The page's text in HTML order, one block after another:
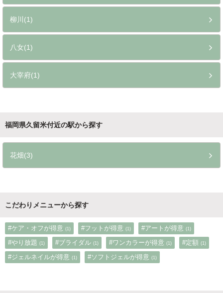
柳川(1)
八女(1)
大宰府(1)
福岡県久留米付近の駅から探す
花畑(3)
こだわりメニューから探す
#ケア・オフが得意 (1) #フットが得意 (1) #アートが得意 (1)
#やり放題 (1) #ブライダル (1) #ワンカラーが得意 (1) #定額 (1)
#ジェルネイルが得意 (1) #ソフトジェルが得意 (1)